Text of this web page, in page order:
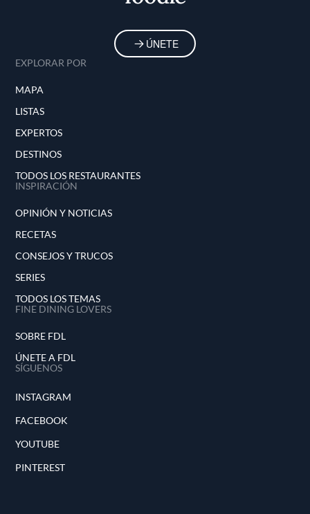
ÚNETE
EXPLORAR POR
MAPA
LISTAS
EXPERTOS
DESTINOS
TODOS LOS RESTAURANTES
INSPIRACIÓN
OPINIÓN Y NOTICIAS
RECETAS
CONSEJOS Y TRUCOS
SERIES
TODOS LOS TEMAS
FINE DINING LOVERS
SOBRE FDL
ÚNETE A FDL
SÍGUENOS
INSTAGRAM
FACEBOOK
YOUTUBE
PINTEREST